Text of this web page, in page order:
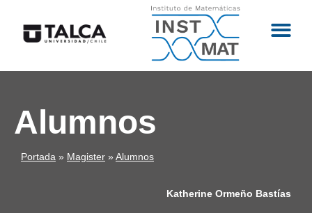
Alumnos
Portada » Magister » Alumnos
Katherine Ormeño Bastías